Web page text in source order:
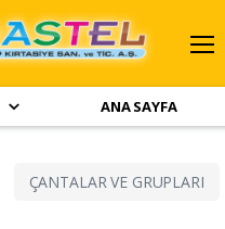
ANA SAYFA
ÇANTALAR VE GRUPLARI